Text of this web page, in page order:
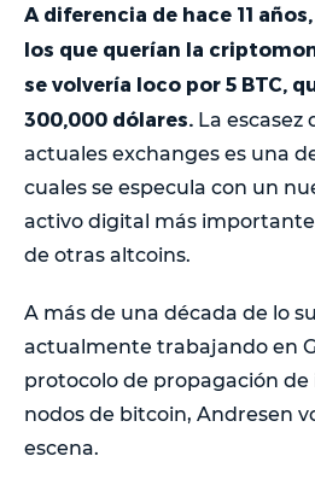
A diferencia de hace 11
los que querían la
se volvería loco por 5 BTC,
300,000 dólares. La escasez
actuales exchanges es una
cuales se especula con un
activo digital más
de otras altcoins.
A más de una década de lo
actualmente trabajando en
protocolo de propagación
nodos de bitcoin, Andresen
escena.